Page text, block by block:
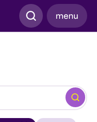
Zoeken
menu
Zoeken